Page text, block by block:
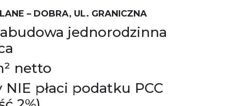
– DOBRA, UL. GRANICZNA
jednorodzinna
netto
NIE płaci podatku PCC